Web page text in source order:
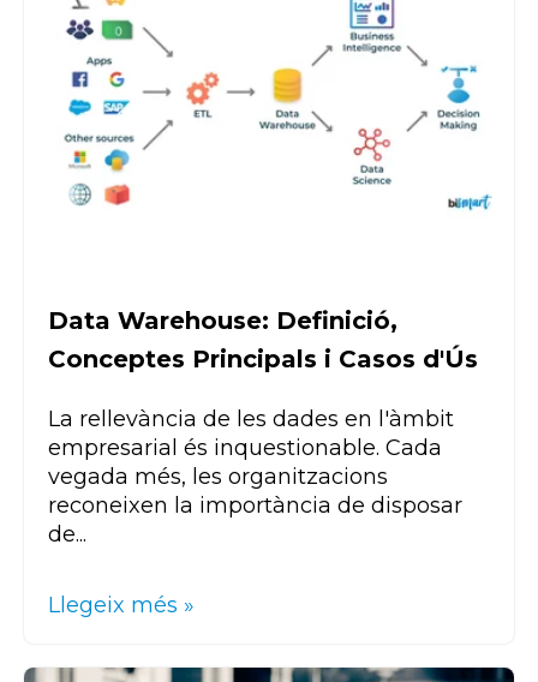
Data Warehouse: Definició,
Conceptes Principals i Casos d'Ús
La rellevància de les dades en l'àmbit
empresarial és inquestionable. Cada
vegada més, les organitzacions
reconeixen la importància de disposar
de...
Llegeix més »